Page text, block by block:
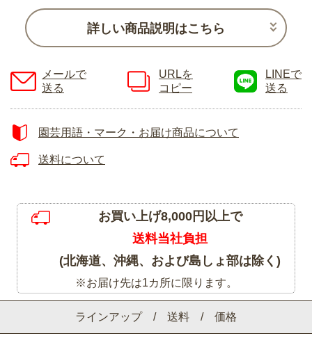
ラインアップ / 送料 / 価格
詳しい商品説明はこちら
メールで
送る
URLを
コピー
LINEで
送る
園芸用語・マーク・お届け商品について
送料について
お買い上げ8,000円以上で
送料当社負担
(北海道、沖縄、および島しょ部は除く)
※お届け先は1カ所に限ります。